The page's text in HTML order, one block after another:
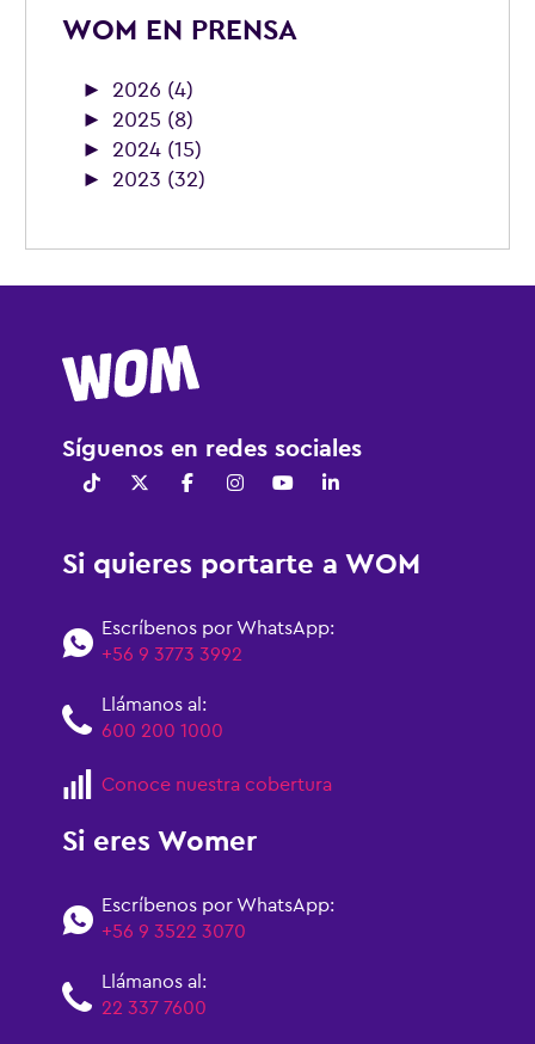
WOM EN PRENSA
► 2026 (4)
► 2025 (8)
► 2024 (15)
► 2023 (32)
Síguenos en redes sociales
Si quieres portarte a WOM
Escríbenos por WhatsApp:
+56 9 3773 3992
Llámanos al:
600 200 1000
Conoce nuestra cobertura
Si eres Womer
Escríbenos por WhatsApp:
+56 9 3522 3070
Llámanos al:
22 337 7600